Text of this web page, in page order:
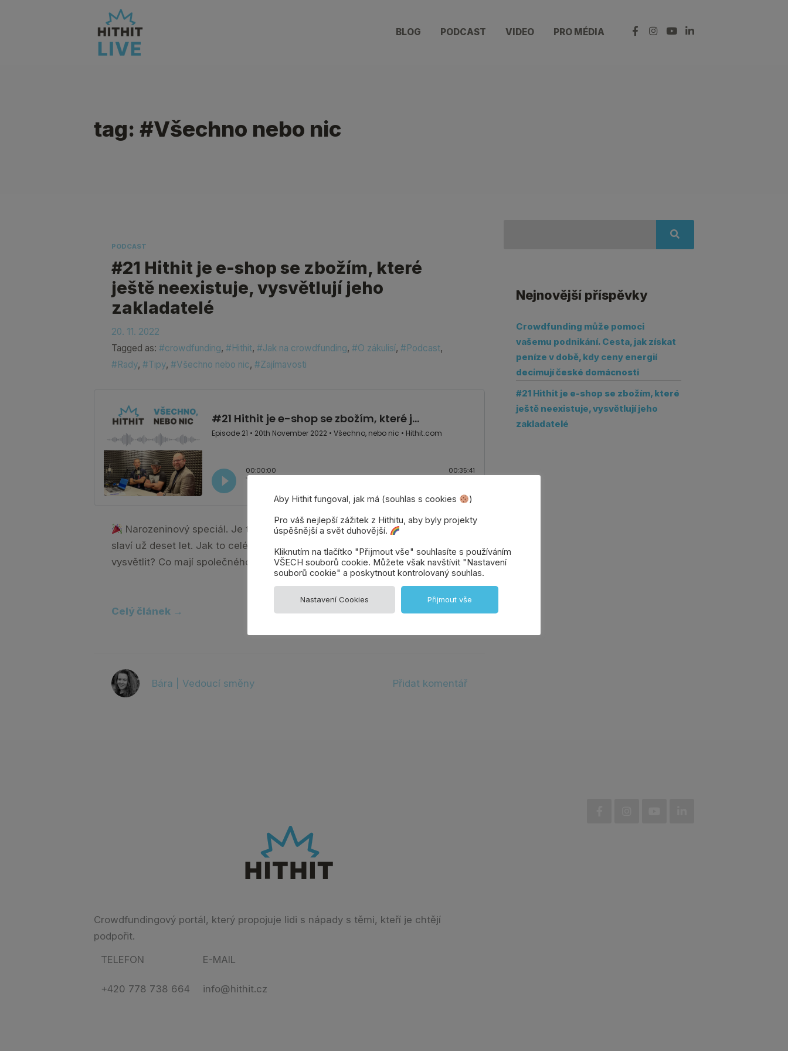
BLOG PODCAST VIDEO PRO MÉDIA
tag: #Všechno nebo nic
PODCAST
#21 Hithit je e-shop se zbožím, které
ještě neexistuje, vysvětlují jeho
zakladatelé
20. 11. 2022
Tagged as: #crowdfunding, #Hithit, #Jak na crowdfunding, #O zákulisí, #Podcast,
#Rady, #Tipy, #Všechno nebo nic, #Zajímavosti
Narozeninový speciál. Je to neuvěřitelné, ale crowdfunding v Česku
slaví už deset let. Jak to celé začalo? Co bylo třeba lidem i médiím
vysvětlit? Co mají společného úspěšné projekty? Na to vám odpoví ti,...
Celý článek →
Přidat komentář
Bára | Vedoucí směny
Nejnovější příspěvky
Crowdfunding může pomoci
vašemu podnikání. Cesta, jak získat
peníze v době, kdy ceny energií
decimují české domácnosti
#21 Hithit je e-shop se zbožím, které
ještě neexistuje, vysvětlují jeho
zakladatelé
Crowdfundingový portál, který propojuje lidi s nápady s těmi, kteří je chtějí
podpořit.
TELEFON
E-MAIL
+420 778 738 664 info@hithit.cz
Aby Hithit fungoval, jak má (souhlas s cookies
)
Pro váš nejlepší zážitek z Hithitu, aby byly projekty
úspěšnější a svět duhovější.
Kliknutím na tlačítko "Přijmout vše" souhlasíte s používáním
VŠECH souborů cookie. Můžete však navštívit "Nastavení
souborů cookie" a poskytnout kontrolovaný souhlas.
Nastavení Cookies Přijmout vše